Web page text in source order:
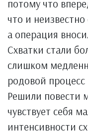
потому что
что и
а операция
Схватки стали
слишком
родовой
Решили повести
чувствует себя
интенсивности